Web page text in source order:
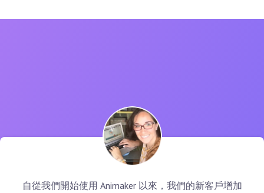
自從我們開始使用 Animaker 以來，我們的新客戶增加